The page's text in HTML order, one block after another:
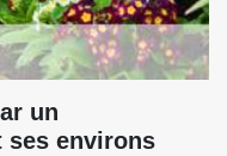
un
ses environs